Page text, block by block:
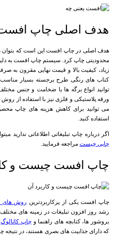
هدف اصلی چاپ
هدف اصلی در چاپ افست این است که بتوان
محدودیتی چاپ کرد. سیستم چاپ افست به
زیاد، کیفیت بالا و قیمت نهایی مقرون به
کتاب های رنگی طرح برجسته بسیار
توانید انواع برگه ها با ضخامت و جنس
ورقه پلاستیکی و فلزی نیز با استفاده از
می توانید برای کاهش هزینه های چاپ
استفاده کنید.
اگر درباره چاپ تبلیغاتی اطلاعاتی ندارید
چاپی چیست مراجعه فرمایید.
چاپ افست چیست و
چاپ افست یکی از پرکاربردترین روش های
رشد روز افزون تبلیغات در زمینه های
بروشور ها، کتابچه های راهنما و چاپ کاتالوگ
که دارای جذابیت های بصری هستند، در نتیجه